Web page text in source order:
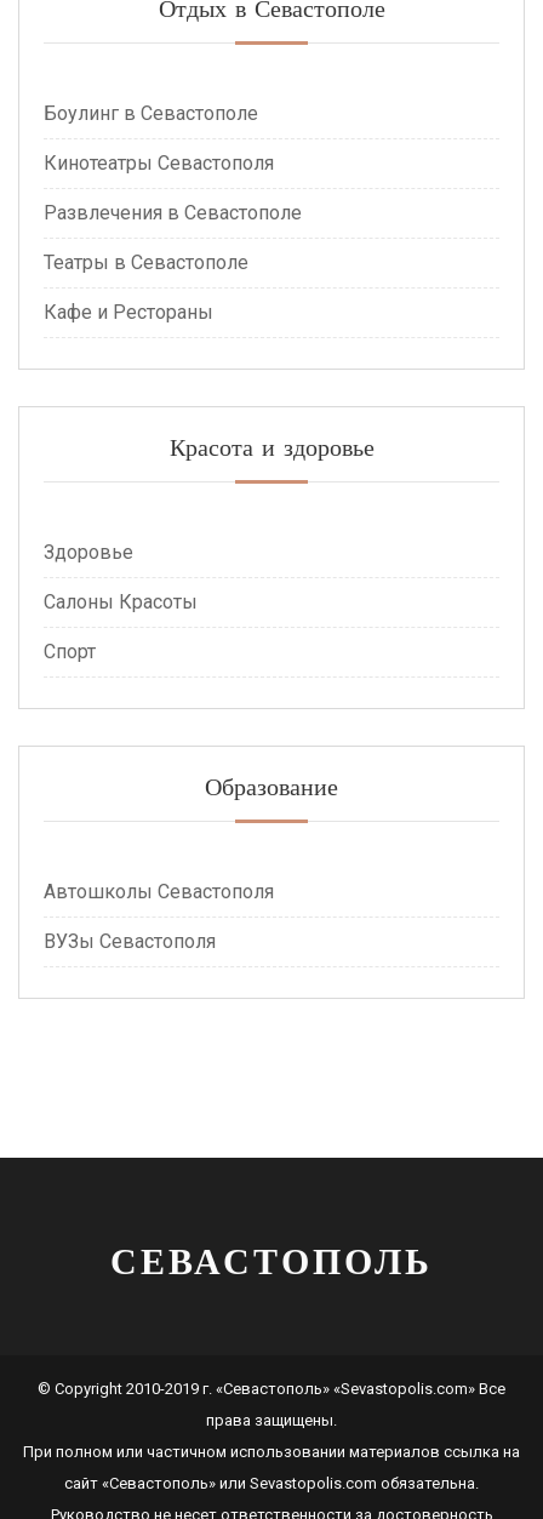
Отдых в Севастополе
Боулинг в Севастополе
Кинотеатры Севастополя
Развлечения в Севастополе
Театры в Севастополе
Кафе и Рестораны
Красота и здоровье
Здоровье
Салоны Красоты
Спорт
Образование
Автошколы Севастополя
ВУЗы Севастополя
СЕВАСТОПОЛЬ
© Copyright 2010-2019 г. «Севастополь» «Sevastopolis.com» Все
права защищены.
При полном или частичном использовании материалов ссылка на
сайт «Севастополь» или Sevastopolis.com обязательна.
Руководство не несет ответственности за достоверность